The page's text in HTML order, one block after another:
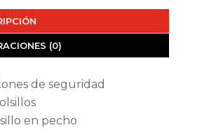
(0)
de seguridad
en pecho